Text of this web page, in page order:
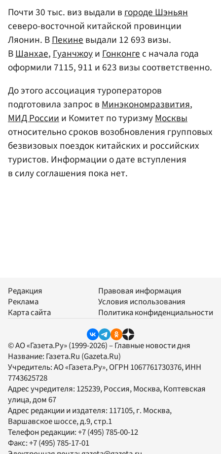
Почти 30 тыс. виз выдали вгороде Шэньян
северо-восточной китайской провинции
Ляонин. ВПекиневыдали 12 693 визы.
ВШанхае,ГуанчжоуиГонконгес начала года
оформили 7115, 911 и 623 визы соответственно.
До этого ассоциация туроператоров
подготовила запрос вМинэкономразвития,
МИД Россиии Комитет по туризмуМосквы
относительно сроков возобновления групповых
безвизовых поездок китайских и российских
туристов. Информации о дате вступления
в силу соглашения пока нет.
Редакция
Реклама
Карта сайта
Правовая информация
Условия использования
Политика конфиденциальности
© АО «Газета.Ру» (1999-2026) – Главные новости дня
Название: Газета.Ru (Gazeta.Ru)
Учредитель:АО «Газета.Ру», ОГРН 1067761730376, ИНН
7743625728
Адрес учредителя: 125239, Россия, Москва, Коптевская
улица, дом 67
Адрес редакции и издателя: 117105, г. Москва,
Варшавское шоссе, д.9, стр.1
Телефон редакции:+7 (495) 785-00-12
Факс:+7 (495) 785-17-01